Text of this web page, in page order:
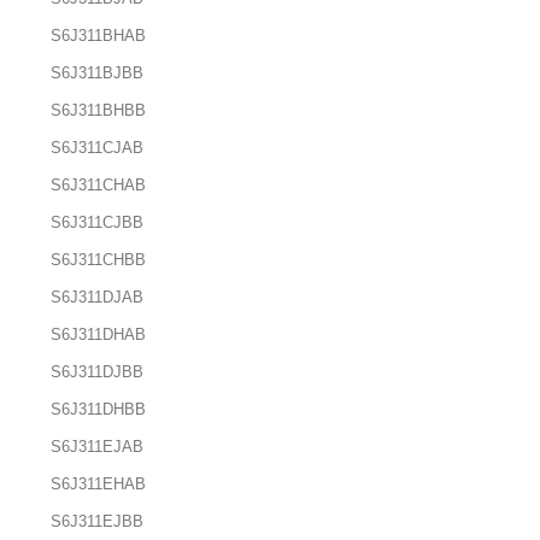
S6J311BHAB
S6J311BJBB
S6J311BHBB
S6J311CJAB
S6J311CHAB
S6J311CJBB
S6J311CHBB
S6J311DJAB
S6J311DHAB
S6J311DJBB
S6J311DHBB
S6J311EJAB
S6J311EHAB
S6J311EJBB